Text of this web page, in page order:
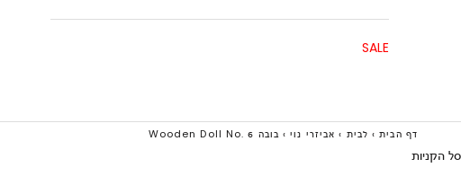
SALE
דף הבית › לבית › אביזרי נוי › בובה Wooden Doll No. 6
סל הקניות